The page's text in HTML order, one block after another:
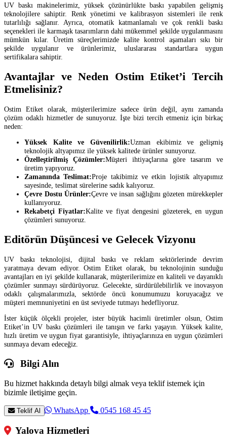
UV baskı makinelerimiz, yüksek çözünürlükte baskı yapabilen gelişmiş
teknolojilere sahiptir. Renk yönetimi ve kalibrasyon sistemleri ile renk
tutarlılığı sağlanır. Ayrıca, otomatik katmanlamalı ve çok renkli baskı
seçenekleri ile karmaşık tasarımların dahi mükemmel şekilde uygulanmasını
mümkün kılar. Üretim süreçlerimizde kalite kontrol aşamaları sıkı bir
şekilde uygulanır ve ürünlerimiz, uluslararası standartlara uygun
sertifikalara sahiptir.
Avantajlar ve Neden Ostim Etiket’i Tercih
Etmelisiniz?
Ostim Etiket olarak, müşterilerimize sadece ürün değil, aynı zamanda
çözüm odaklı hizmetler de sunuyoruz. İşte bizi tercih etmeniz için birkaç
neden:
Yüksek Kalite ve Güvenilirlik:Uzman ekibimiz ve gelişmiş
teknolojik altyapımız ile yüksek kalitede ürünler sunuyoruz.
Özelleştirilmiş Çözümler:Müşteri ihtiyaçlarına göre tasarım ve
üretim yapıyoruz.
Zamanında Teslimat:Proje takibimiz ve etkin lojistik altyapımız
sayesinde, teslimat sürelerine sadık kalıyoruz.
Çevre Dostu Ürünler:Çevre ve insan sağlığını gözeten mürekkepler
kullanıyoruz.
Rekabetçi Fiyatlar:Kalite ve fiyat dengesini gözeterek, en uygun
çözümleri sunuyoruz.
Editörün Düşüncesi ve Gelecek Vizyonu
UV baskı teknolojisi, dijital baskı ve reklam sektörlerinde devrim
yaratmaya devam ediyor. Ostim Etiket olarak, bu teknolojinin sunduğu
avantajları en iyi şekilde kullanarak, müşterilerimize en kaliteli ve dayanıklı
çözümler sunmayı sürdürüyoruz. Gelecekte, sürdürülebilirlik ve inovasyon
odaklı çalışmalarımızla, sektörde öncü konumumuzu koruyacağız ve
müşteri memnuniyetini en üst seviyede tutmayı hedefliyoruz.
İster küçük ölçekli projeler, ister büyük hacimli üretimler olsun, Ostim
Etiket’in UV baskı çözümleri ile tanışın ve farkı yaşayın. Yüksek kalite,
hızlı üretim ve uygun fiyat garantisiyle, ihtiyaçlarınıza en uygun çözümleri
sunmaya devam edeceğiz.
Bilgi Alın
Bu hizmet hakkında detaylı bilgi almak veya teklif istemek için
bizimle iletişime geçin.
Teklif Al WhatsApp 0545 168 45 45
Yalova Hizmetleri